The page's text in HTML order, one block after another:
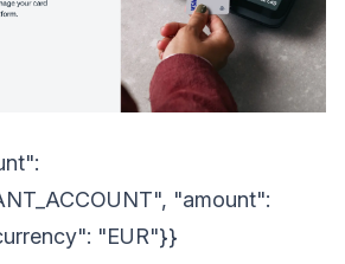
"amount":
"EUR"}}